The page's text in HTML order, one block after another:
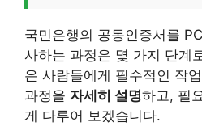
국민은행의 공동인증서를
사하는 과정은 몇 가지 단계
은 사람들에게 필수적인 작
과정을 자세히 설명하고, 필
게 다루어 보겠습니다.